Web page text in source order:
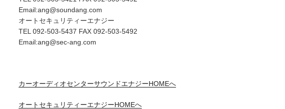
Email:ang@soundang.com
オートセキュリティーエナジー
TEL 092-503-5437 FAX 092-503-5492
Email:ang@sec-ang.com
カーオーディオセンターサウンドエナジーHOMEへ
オートセキュリティーエナジーHOMEへ